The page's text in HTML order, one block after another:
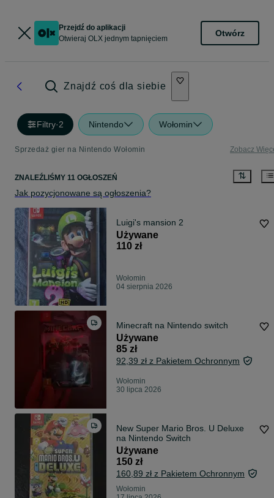
Przejdź do aplikacji
Otwieraj OLX jednym tapnięciem
Otwórz
Znajdź coś dla siebie
Filtry·2 Nintendo Wołomin
Sprzedaż gier na Nintendo Wołomin Zobacz
ZNALEŹLIŚMY 11 OGŁOSZEŃ
Jak pozycjonowane są ogłoszenia?
Luigi's mansion 2
Używane
110 zł
Wołomin
04 sierpnia 2026
Minecraft na Nintendo switch
Używane
85 zł
92,39 zł z Pakietem Ochronnym
Wołomin
30 lipca 2026
New Super Mario Bros. U Deluxe
na Nintendo Switch
Używane
150 zł
160,89 zł z Pakietem Ochronnym
Wołomin